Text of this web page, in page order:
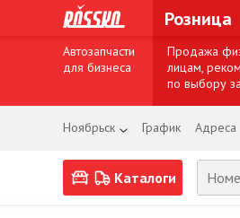
Розница
Автозапчасти
для бизнеса
Продажа
лицам,
по выбору
Ноябрьск График Адреса
Каталоги